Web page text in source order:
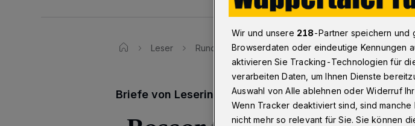
Leser Rundschau-Leserbrief zu Bänken an der Kaiserstraße
Briefe von Leserinnen und Lesern
Wir und unsere 218-Partner speichern und
Browserdaten oder eindeutige Kennungen
aktivieren Sie Tracking-Technologien für
verarbeiten Daten, um Ihnen Dienste
Auswahl von Alle ablehnen oder Widerruf
Wenn Tracker deaktiviert sind, sind
nicht mehr so relevant für Sie. Sie können